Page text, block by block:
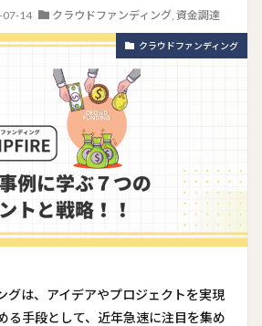
07-14 クラウドファンディング, 資金調達
クラウドファンディング
グは、アイデアやプロジェクトを実現
る手段として、近年急速に注目を集め